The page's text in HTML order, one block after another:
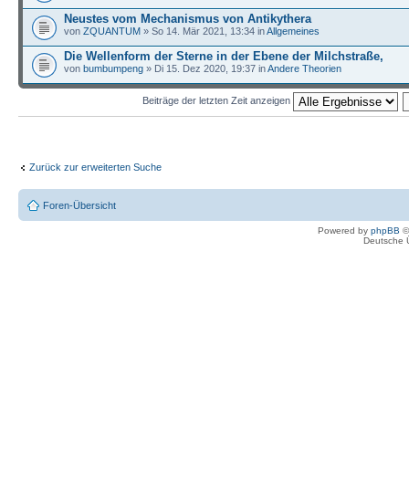
Neustes vom Mechanismus von Antikythera
von ZQUANTUM » So 14. Mär 2021, 13:34 inAllgemeines
Die Wellenform der Sterne in der Ebene der Milchstraße,
von bumbumpeng » Di 15. Dez 2020, 19:37 inAndere Theorien
Beiträge der letzten Zeit anzeigen
Zurück zur erweiterten Suche
Foren-Übersicht
Powered by phpBB
Deutsche